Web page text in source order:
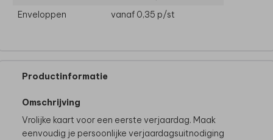
Enveloppen
vanaf 0,35 p/st
Productinformatie
Omschrijving
Vrolijke kaart voor een eerste verjaardag. Maak
eenvoudig je persoonlijke verjaardagsuitnodiging